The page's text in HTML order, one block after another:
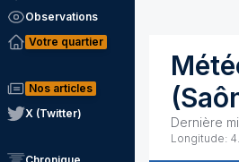
Observations
Votre quartier
Nos articles
X (Twitter)
(
Dernière
Longitude: